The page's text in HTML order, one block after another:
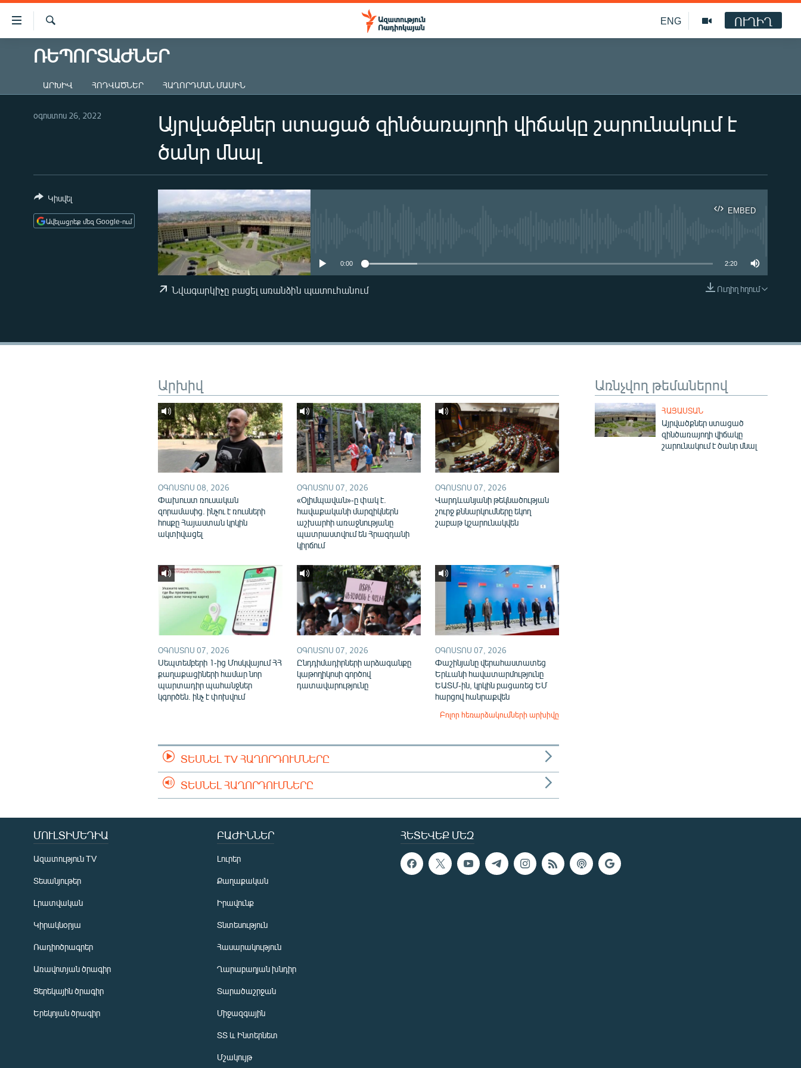
Մատչելիության
հղումներ
հիմնական
մենյուին
ԱԶԱՏՈՒԹՅՈՒՆ TV
ՔԱՂԱՔԱԿԱՆ
ԸՆՏՐՈՒԹՅՈՒՆՆԵՐ 2026
ՂԱՐԱԲԱՂ
ՊԱՏԵՐԱԶՄԻ 6 ՇԱԲԱԹՆԵՐԸ
ENG ՈՒՂԻՂ
ՌԵՊՈՐՏԱԺՆԵՐ
ԱՐԽԻՎ ՀՈԴՎԱԾՆԵՐ ՀԱՂՈՐԴՄԱՆ ՄԱՍԻՆ
Այրվածքներ ստացած զինծառայողի վիճակը շարունակում է
ծանր մնալ
օգոստոս 26, 2022
EMBED
EMBED
0:00 2:20
Ուղիղ հղում
Նվագարկիչը բացել առանձին պատուհանում
Կիսվել
Ավելացրեք մեզ Google-ում
Առնչվող թեմաներով
ՀԱՅԱՍՏԱՆ
Այրվածքներ ստացած
զինծառայողի վիճակը
շարունակում է ծանր մնալ
Արխիվ
ՕԳՈՍՏՈՍ 08, 2026
Փախուստ ռուսական
զորամասից. ինչու է ռուսների
հոսքը Հայաստան կրկին
ակտիվացել
ՕԳՈՍՏՈՍ 07, 2026
«Օլիմպավան»-ը փակ է.
հավաքականի մարզիկներն
աշխարհի առաջնությանը
պատրաստվում են Հրազդանի
կիրճում
ՕԳՈՍՏՈՍ 07, 2026
Վարդևանյանի թեկնածության
շուրջ քննարկումները եկող
շաբաթ կշարունակվեն
ՕԳՈՍՏՈՍ 07, 2026
Սեպտեմբերի 1-ից Մոսկվայում ՀՀ
քաղաքացիների համար նոր
պարտադիր պահանջներ
կգործեն. ինչ է փոխվում
ՕԳՈՍՏՈՍ 07, 2026
Ընդդիմադիրների արձագանքը
կաթողիկոսի գործով
դատավարությունը
ՕԳՈՍՏՈՍ 07, 2026
Փաշինյանը վերահաստատեց
Երևանի հավատարմությունը
ԵԱՏՄ-ին, կրկին բացառեց ԵՄ
հարցով հանրաքվեն
Բոլոր հեռարձակումների արխիվը
ՏԵՍՆԵԼ TV ՀԱՂՈՐԴՈՒՄՆԵՐԸ
ՏԵՍՆԵԼ ՀԱՂՈՐԴՈՒՄՆԵՐԸ
ՀԵՏԵՎԵՔ ՄԵԶ
ՄՈՒԼՏԻՄԵԴԻԱ
Ազատություն TV
Տեսանյութեր
Լրատվական
Կիրակնօրյա
Ռադիոծրագրեր
Առավոտյան ծրագիր
Ցերեկային ծրագիր
Երեկոյան ծրագիր
ԲԱԺԻՆՆԵՐ
Լուրեր
Քաղաքական
Իրավունք
Տնտեսություն
Հասարակություն
Ղարաբաղյան խնդիր
Տարածաշրջան
Միջազգային
ՏՏ և Ինտերնետ
Մշակույթ